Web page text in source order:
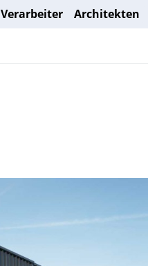
Verarbeiter Architekten